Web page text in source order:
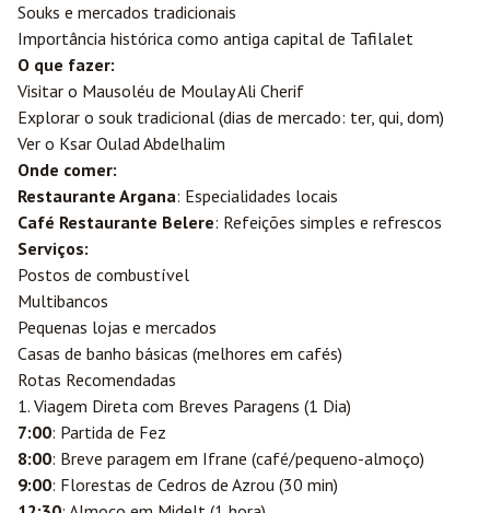
Souks e mercados tradicionais
Importância histórica como antiga capital de Tafilalet
O que fazer:
Visitar o Mausoléu de Moulay Ali Cherif
Explorar o souk tradicional (dias de mercado: ter, qui, dom)
Ver o Ksar Oulad Abdelhalim
Onde comer:
Restaurante Argana: Especialidades locais
Café Restaurante Belere: Refeições simples e refrescos
Serviços:
Postos de combustível
Multibancos
Pequenas lojas e mercados
Casas de banho básicas (melhores em cafés)
Rotas Recomendadas
1. Viagem Direta com Breves Paragens (1 Dia)
7:00: Partida de Fez
8:00: Breve paragem em Ifrane (café/pequeno-almoço)
9:00: Florestas de Cedros de Azrou (30 min)